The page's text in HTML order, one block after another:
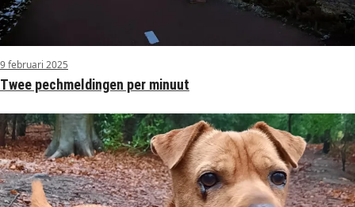
9 februari 2025
Twee pechmeldingen per minuut